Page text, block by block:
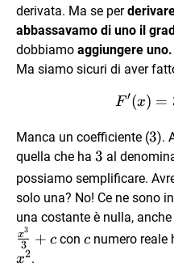
derivata. Ma se per
abbassavamo di uno il
dobbiamo aggiungere uno.
Ma siamo sicuri di aver
F′(x) =
Manca un coefficiente (3
3).
quella che ha 3
3 al
possiamo semplificare.
solo una? No! Ce ne sono
una costante è nulla,
3
x3 + c conc
c numero reale
x2.